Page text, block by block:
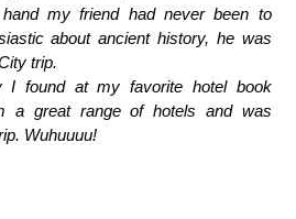
my friend had never been to
about ancient history, he was
trip.
I found at my favorite hotel book
a great range of hotels and was
Wuhuuuu!